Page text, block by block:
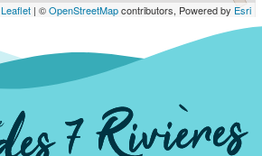
Leaflet| ©OpenStreetMapcontributors, Powered by Esri